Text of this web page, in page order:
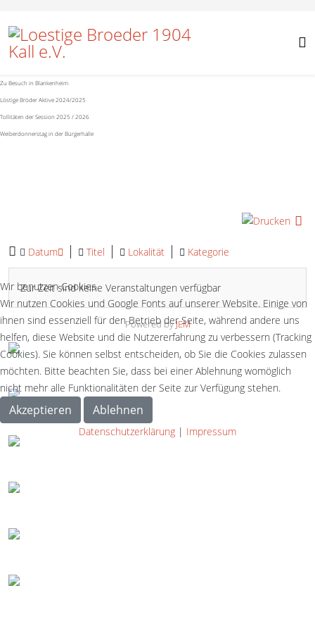
Zu Besuch in Blankenheim
Löstige Bröder Aktive 2024/2025
Tollitäten der Session 2025 / 2026
Weiberdonnerstag in der Bürgerhalle
Datum Titel Lokalität Kategorie
Zur Zeit sind keine Veranstaltungen verfügbar
Powered byJEM
Wir benutzen Cookies
Wir nutzen Cookies und Google Fonts auf unserer Website. Einige von
ihnen sind essenziell für den Betrieb der Seite, während andere uns
helfen, diese Website und die Nutzererfahrung zu verbessern (Tracking
Cookies). Sie können selbst entscheiden, ob Sie die Cookies zulassen
möchten. Bitte beachten Sie, dass bei einer Ablehnung womöglich
nicht mehr alle Funktionalitäten der Seite zur Verfügung stehen.
Akzeptieren Ablehnen
Datenschutzerklärung | Impressum